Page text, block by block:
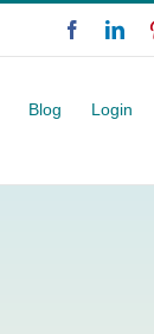
Facebook
Blog Login